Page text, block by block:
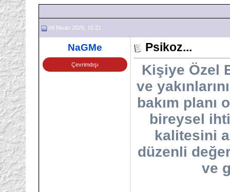
09 Nisan 2026, 15:21
NaGMe
Çevrimdışı
Psikoz...
Kişiye Özel
ve
bakım planı
bireysel
kalitesini
düzenli
ve